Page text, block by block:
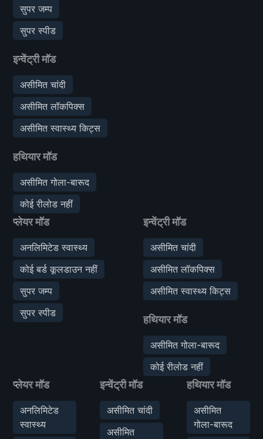
सुपर जम्प
सुपर स्पीड
इन्वेंट्री मॉड
असीमित चांदी
असीमित लॉकपिक्स
असीमित स्वास्थ्य किट्स
हथियार मॉड
असीमित गोला-बारूद
कोई रीलोड नहीं
प्लेयर मॉड
अनलिमिटेड स्वास्थ्य
कोई बर्ड कूलडाउन नहीं
सुपर जम्प
सुपर स्पीड
इन्वेंट्री मॉड
असीमित चांदी
असीमित लॉकपिक्स
असीमित स्वास्थ्य किट्स
हथियार मॉड
असीमित गोला-बारूद
कोई रीलोड नहीं
प्लेयर मॉड
अनलिमिटेड
स्वास्थ्य
इन्वेंट्री मॉड
असीमित चांदी
असीमित
हथियार मॉड
असीमित
गोला-बारूद